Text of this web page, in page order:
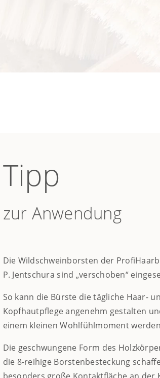
Tipp
zur Anwendung
Die Wildschweinborsten der
P. Jentschura sind „verschoben“
So kann die Bürste die tägliche Haar-
Kopfhautpflege angenehm gestalten
einem kleinen Wohlfühlmoment
Die geschwungene Form des
die 8-reihige Borstenbesteckung